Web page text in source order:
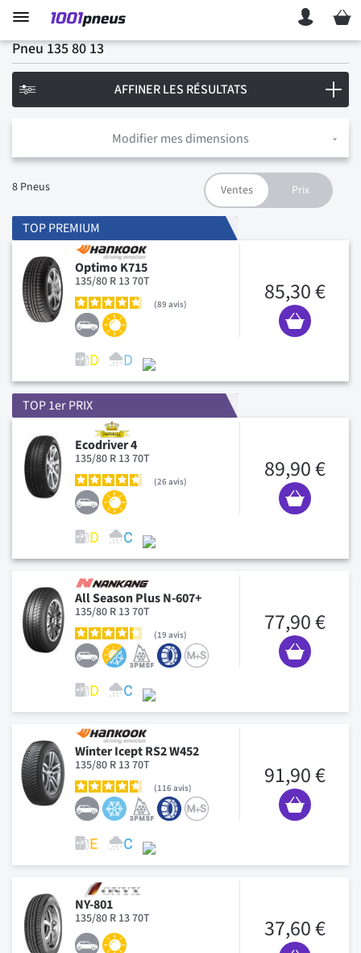
Mon
Pneu 135 80 13
Modifier mes dimensions
8 Pneus
TOP PREMIUM
Optimo K715
135/80 R 13 70T
89 avis 85,30 €
TOP 1er PRIX
Ecodriver 4
135/80 R 13 70T
26avis 89,90 €
All Season Plus N-607+
135/80 R 13 70T
19 avis 77,90 €
Winter Icept RS2 W452
135/80 R 13 70T
116avis 91,90 €
NY-801
135/80 R 13 70T 37,60 €
AFFINER LES RÉSULTATS